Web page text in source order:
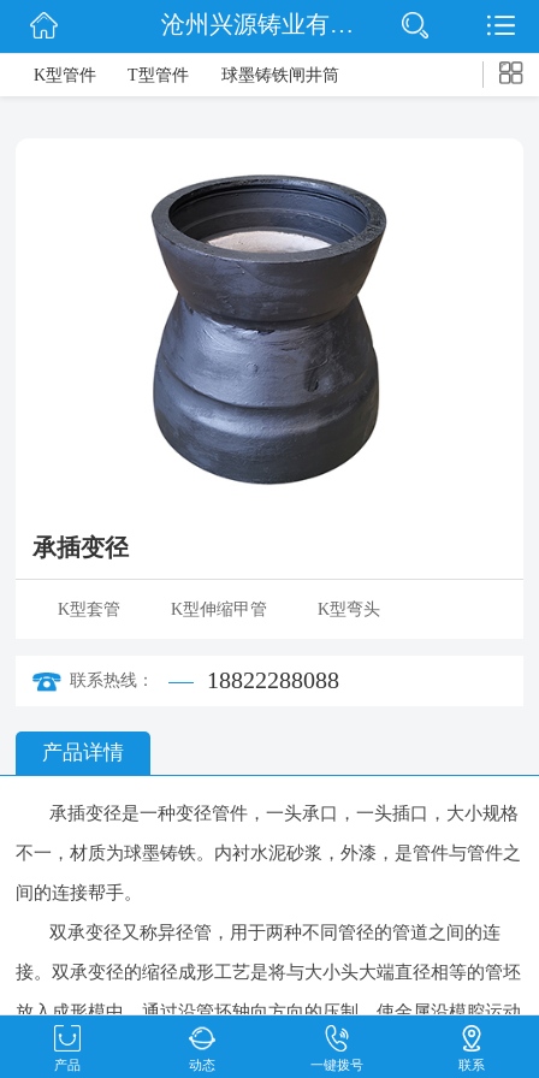
网站首页
产品展示
企业文化
联系我们
沧州兴源铸业有限公司
K型管件 T型管件 球墨铸铁闸井筒
承插变径
K型套管 K型伸缩甲管 K型弯头
联系热线： 18822288088
产品详情
承插变径是一种变径管件，一头承口，一头插口，大小规格
不一，材质为球墨铸铁。内衬水泥砂浆，外漆，是管件与管件之
间的连接帮手。
双承变径又称异径管，用于两种不同管径的管道之间的连
接。双承变径的缩径成形工艺是将与大小头大端直径相等的管坯
放入成形模中，通过沿管坯轴向方向的压制，使金属沿模腔运动
并收缩成形。根据异径管变径的大小，分为一次压制成形或多次
产品 动态 一键拨号 联系